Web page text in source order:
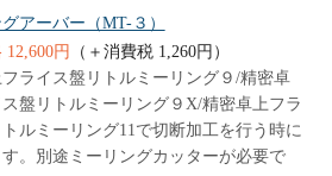
アーバー（MT-３）
円
（＋消費税 1,260円）
ライス盤リトルミーリング９/精密卓
盤リトルミーリング９X/精密卓上フラ
ルミーリング11で切断加工を行う時に
。別途ミーリングカッターが必要で